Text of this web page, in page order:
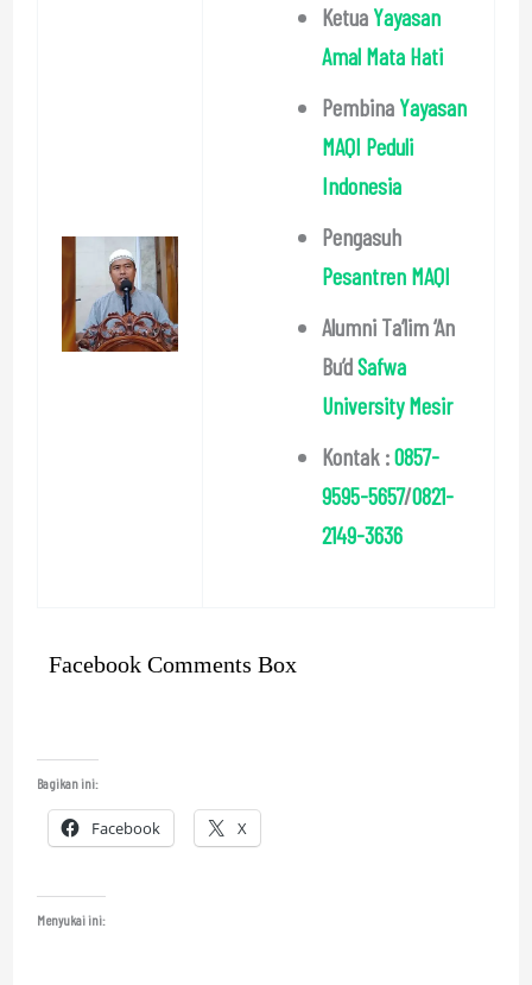
Ketua Yayasan
Amal Mata Hati
Pembina Yayasan
MAQI Peduli
Indonesia
Pengasuh
Pesantren MAQI
Alumni Ta’lim ‘An
Bu’dSafwa
University Mesir
Kontak :0857-
9595-5657/0821-
2149-3636
Facebook Comments Box
Bagikan ini:
Facebook X
Menyukai ini: